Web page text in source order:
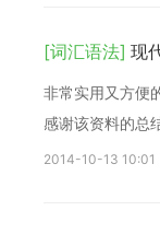
[词汇语法] 现
非常实用又方便
感谢该资料的总
2014-10-13 10:01